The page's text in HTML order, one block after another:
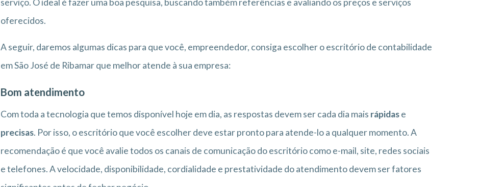
serviço. O ideal é fazer uma boa pesquisa, buscando também referências e avaliando os preços e serviços
oferecidos.
A seguir, daremos algumas dicas para que você, empreendedor, consiga escolher o escritório de contabilidade
em São José de Ribamar que melhor atende à sua empresa:
Bom atendimento
Com toda a tecnologia que temos disponível hoje em dia, as respostas devem ser cada dia mais rápidase
precisas. Por isso, o escritório que você escolher deve estar pronto para atende-lo a qualquer momento. A
recomendação é que você avalie todos os canais de comunicação do escritório como e-mail, site, redes sociais
e telefones. A velocidade, disponibilidade, cordialidade e prestatividade do atendimento devem ser fatores